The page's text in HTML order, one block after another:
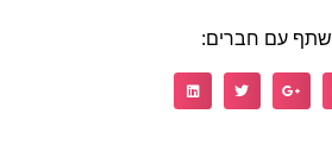
שתף עם חברים: